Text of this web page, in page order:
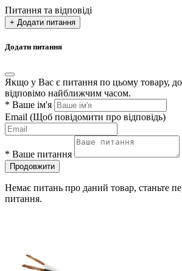
Питання та відповіді
+ Додати питання
Додати питання
Якщо у Вас є питання по цьому товару,
відповімо найближчим часом.
* Ваше ім'я
Email (Щоб повідомити про відповідь)
* Ваше питання
Продовжити
Немає питань про даний товар, станьте
питання.